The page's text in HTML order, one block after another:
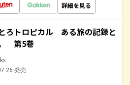
詳細を見る
ろトロピカル ある旅の記録と
第5巻
発売